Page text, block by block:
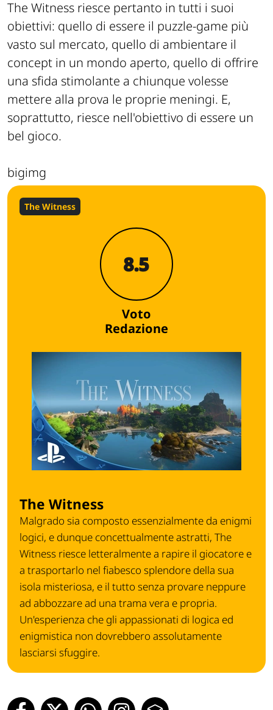
The Witness riesce pertanto in tutti i suoi
obiettivi: quello di essere il puzzle-game più
vasto sul mercato, quello di ambientare il
concept in un mondo aperto, quello di offrire
una sfida stimolante a chiunque volesse
mettere alla prova le proprie meningi. E,
soprattutto, riesce nell'obiettivo di essere un
bel gioco.
bigimg
The Witness
8.5
Voto
Redazione
The Witness
Malgrado sia composto essenzialmente da enigmi
logici, e dunque concettualmente astratti, The
Witness riesce letteralmente a rapire il giocatore e
a trasportarlo nel fiabesco splendore della sua
isola misteriosa, e il tutto senza provare neppure
ad abbozzare ad una trama vera e propria.
Un'esperienza che gli appassionati di logica ed
enigmistica non dovrebbero assolutamente
lasciarsi sfuggire.